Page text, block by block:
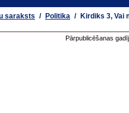
saraksts / Politika / Kirdiks 3, Vai
Pārpublicēšanas